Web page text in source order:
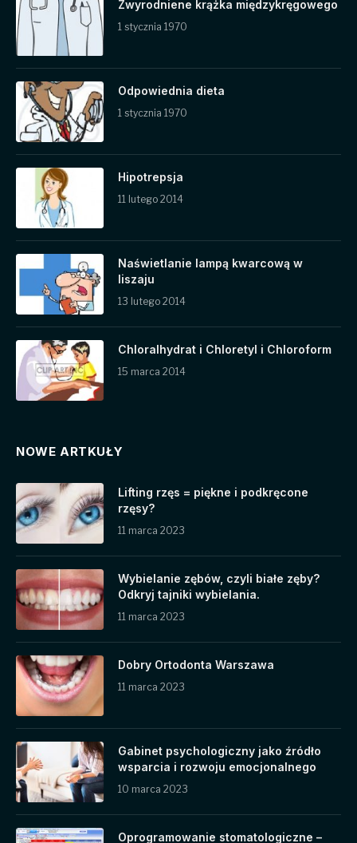
Zwyrodniene krążka międzykręgowego
1 stycznia 1970
Odpowiednia dieta
1 stycznia 1970
Hipotrepsja
11 lutego 2014
Naświetlanie lampą kwarcową w
liszaju
13 lutego 2014
Chloralhydrat i Chloretyl i Chloroform
15 marca 2014
NOWE ARTKUŁY
Lifting rzęs = piękne i podkręcone
rzęsy?
11 marca 2023
Wybielanie zębów, czyli białe zęby?
Odkryj tajniki wybielania.
11 marca 2023
Dobry Ortodonta Warszawa
11 marca 2023
Gabinet psychologiczny jako źródło
wsparcia i rozwoju emocjonalnego
10 marca 2023
Oprogramowanie stomatologiczne –